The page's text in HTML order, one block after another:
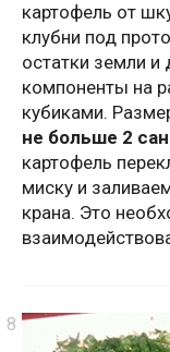
картофель от
клубни под
остатки земли
компоненты на
кубиками.
не больше 2
картофель
миску и
крана. Это